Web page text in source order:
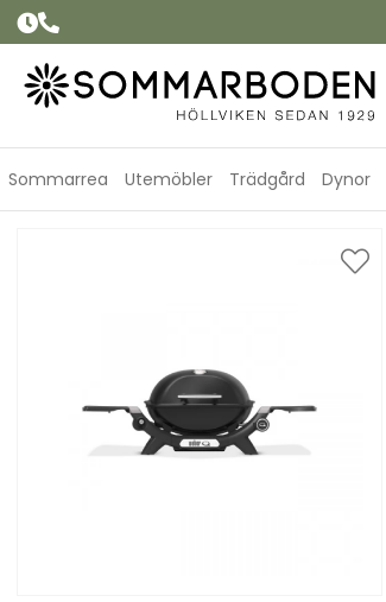
Sommarrea Utemöbler Trädgård Dynor